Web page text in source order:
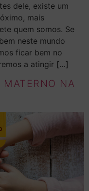
dele, existe um
mais
quem somos. Se
neste mundo
ficar bem no
a atingir […]
NA